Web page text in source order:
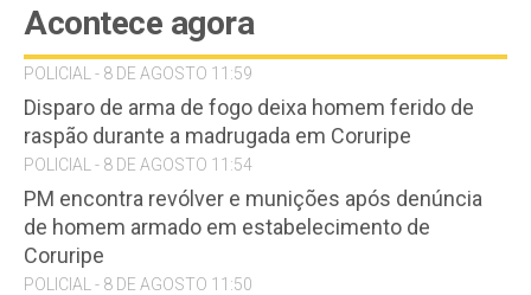
Acontece agora
POLICIAL - 8 DE AGOSTO 11:59
Disparo de arma de fogo deixa homem ferido de
raspão durante a madrugada em Coruripe
POLICIAL - 8 DE AGOSTO 11:54
PM encontra revólver e munições após denúncia
de homem armado em estabelecimento de
Coruripe
POLICIAL - 8 DE AGOSTO 11:50